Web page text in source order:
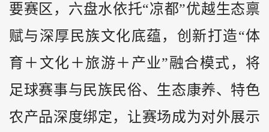
要赛区，六盘水依托“凉都”优越生态禀
赋与深厚民族文化底蕴，创新打造“体
育＋文化＋旅游＋产业”融合模式，将
足球赛事与民族民俗、生态康养、特色
农产品深度绑定，让赛场成为对外展示